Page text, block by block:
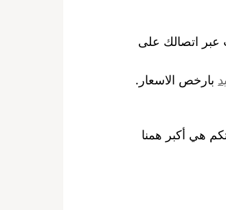
عبر اتصالك على
بارخص الاسعار.